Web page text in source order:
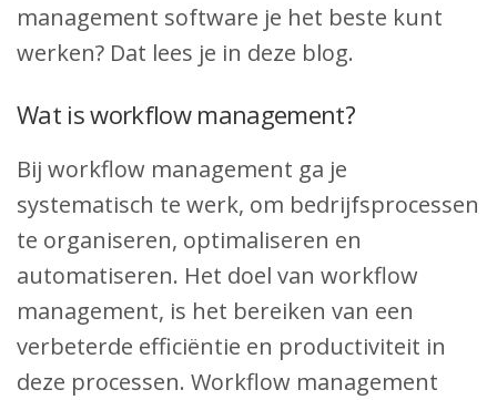
management software je het beste kunt
werken? Dat lees je in deze blog.
Wat is workflow management?
Bij workflow management ga je
systematisch te werk, om bedrijfsprocessen
te organiseren, optimaliseren en
automatiseren. Het doel van workflow
management, is het bereiken van een
verbeterde efficiëntie en productiviteit in
deze processen. Workflow management